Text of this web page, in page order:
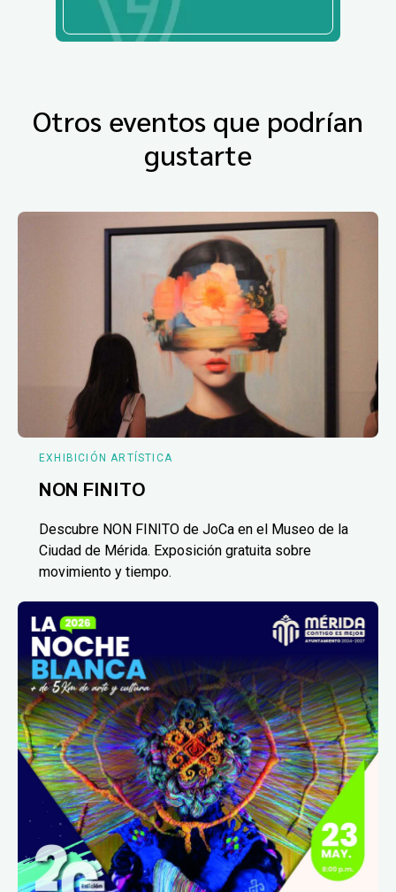
Otros eventos que podrían
gustarte
EXHIBICIÓN ARTÍSTICA
NON FINITO
Descubre NON FINITO de JoCa en el Museo de la
Ciudad de Mérida. Exposición gratuita sobre
movimiento y tiempo.